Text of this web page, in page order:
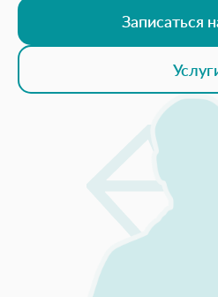
Записаться